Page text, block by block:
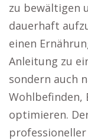
zu bewältigen
dauerhaft
einen
Anleitung zu
sondern auch
Wohlbefinden,
optimieren.